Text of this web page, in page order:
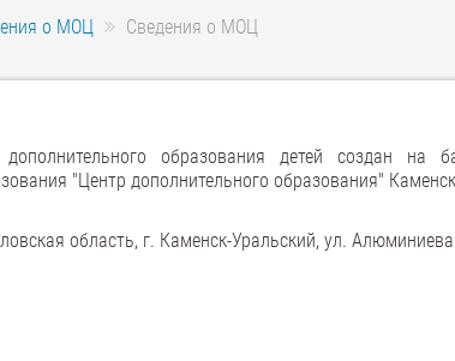
о МОЦ Сведения о МОЦ
образования детей создан на
"Центр дополнительного образования"
область, г. Каменск-Уральский, ул.